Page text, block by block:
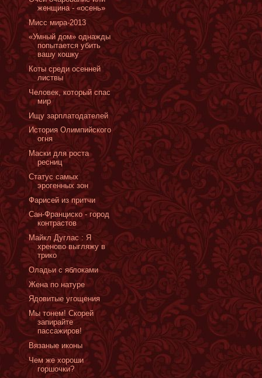
женщина - «осень»
Мисс мира-2013
«Умный дом» однажды
попытается убить
вашу кошку
Коты среди осенней
листвы
Человек, который спас
мир
Ищу зарплатодателей
История Олимпийского
огня
Маски для роста
ресниц
Cтатус самых
эрогенных зон
Фарисей из притчи
Сан-Франциско - город
контрастов
Майкл Дуглас : Я
хреново выгляжу в
трико
Оладьи с яблоками
Жена по натуре
Ядовитые угощения
Мы тонем! Скорей
запирайте
пассажиров!
Вязаные иконы
Чем же хороши
горшочки?